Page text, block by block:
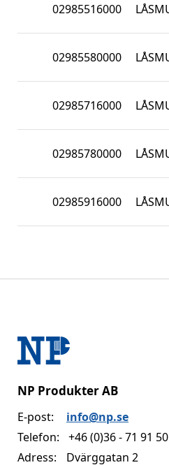
02985516000
02985580000
02985716000
02985780000
02985916000
NP Produkter AB
E-post:
info@np.se
Telefon:
+46 (0)36 - 71 91 50
Adress:
Dvärggatan 2